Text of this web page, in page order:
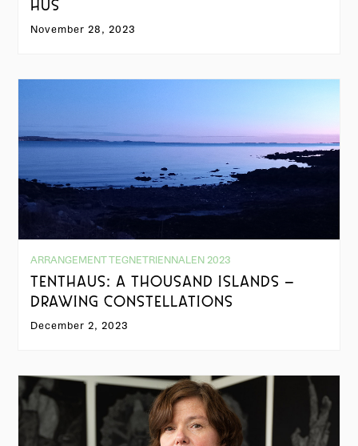
HUS
November 28, 2023
ARRANGEMENT TEGNETRIENNALEN 2023
TENTHAUS: A THOUSAND ISLANDS –
DRAWING CONSTELLATIONS
December 2, 2023